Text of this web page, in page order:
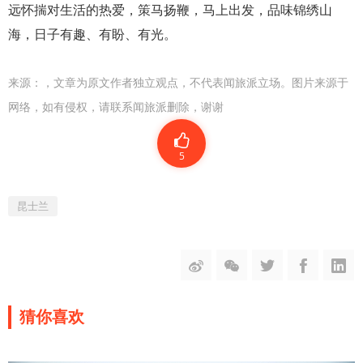
远怀揣对生活的热爱，策马扬鞭，马上出发，品味锦绣山
海，日子有趣、有盼、有光。
来源：
，文章为原文作者独立观点，不代表闻旅派立场。图片来源于
网络，如有侵权，请联系闻旅派删除，谢谢
5
昆士兰
猜你喜欢